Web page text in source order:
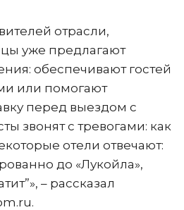
отрасли,
уже предлагают
обеспечивают гостей
или помогают
перед выездом с
звонят с тревогами: как
отели отвечают:
до «Лукойла»,
– рассказал